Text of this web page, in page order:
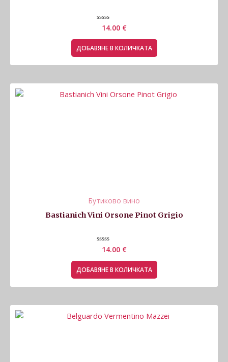
Оценено
0
от
5
14.00 €
ДОБАВЯНЕ В КОЛИЧКАТА
Бутиково вино
Bastianich Vini Orsone Pinot Grigio
Оценено
0
от
5
14.00 €
ДОБАВЯНЕ В КОЛИЧКАТА